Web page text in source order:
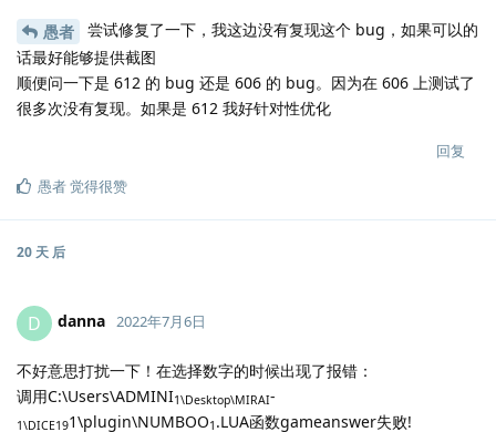
愚者
尝试修复了一下，我这边没有复现这个 bug，如果可以的
话最好能够提供截图
顺便问一下是 612 的 bug 还是 606 的 bug。因为在 606 上测试了
很多次没有复现。如果是 612 我好针对性优化
回复
愚者觉得很赞
20 天 后
D danna 2022年7月6日
不好意思打扰一下！在选择数字的时候出现了报错：
调用C:\Users\ADMINI1\Desktop\MIRAI-
1\DICE191\plugin\NUMBOO1 .LUA函数gameanswer失败!